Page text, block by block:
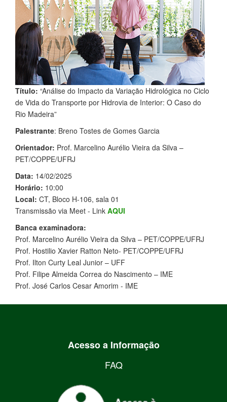
Título: “Análise do Impacto da Variação Hidrológica no Ciclo
de Vida do Transporte por Hidrovia de Interior: O Caso do
Rio Madeira”
Palestrante: Breno Tostes de Gomes Garcia
Orientador: Prof. Marcelino Aurélio Vieira da Silva –
PET/COPPE/UFRJ
Data: 14/02/2025
Horário: 10:00
Local: CT, Bloco H-106, sala 01
Transmissão via Meet - Link AQUI
Banca examinadora:
Prof. Marcelino Aurélio Vieira da Silva – PET/COPPE/UFRJ
Prof. Hostilio Xavier Ratton Neto- PET/COPPE/UFRJ
Prof. Ilton Curty Leal Junior – UFF
Prof. Filipe Almeida Correa do Nascimento – IME
Prof. José Carlos Cesar Amorim - IME
Acesso a Informação
FAQ